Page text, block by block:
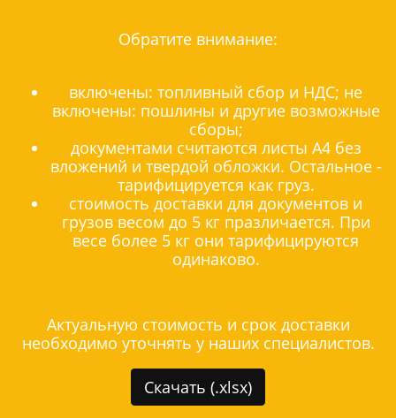
Обратите внимание:
включены: топливный сбор и НДС; не
включены: пошлины и другие возможные
сборы;
документами считаются листы А4 без
вложений и твердой обложки. Остальное -
тарифицируется как груз.
стоимость доставки для документов и
грузов весом до 5 кг празличается. При
весе более 5 кг они тарифицируются
одинаково.
Актуальную стоимость и срок доставки
необходимо уточнять у наших специалистов.
Скачать (.xlsx)